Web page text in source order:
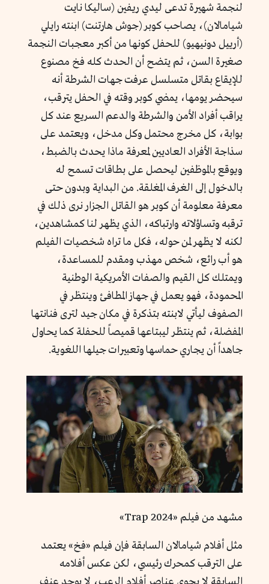
لنجمة شهيرة تدعى ليدي ريفين (ساليكا نايت
شيامالان)، يصاحب كوبر (جوش هارتنت) ابنته رايلي
(أرييل دونيهيو) للحفل كونها من أكبر معجبات النجمة
صغيرة السن، ثم يتضح أن الحدث كله فخ مصنوع
للإيقاع بقاتل متسلسل عرفت جهات الشرطة أنه
سيحضر يومها، يمضي كوبر وقته في الحفل يترقب،
يراقب أفراد الأمن والشرطة والدعم السريع عند كل
بوابة، كل مخرج محتمل وكل مدخل، ويعتمد على
سذاجة الأفراد العاديين لمعرفة ماذا يحدث بالضبط،
ويوقع بالموظفين ليحصل على بطاقات تسمح له
بالدخول إلى الغرف المغلقة. من البداية وبدون حتى
معرفة معلومة أن كوبر هو القاتل الجزار نرى ذلك في
ترقبه وتساؤلاته وارتباكه، الذي يظهر لنا كمشاهدين،
لكنه لا يظهر لمن حوله، فكل ما تراه شخصيات الفيلم
هو أب رائع، شخص مهذب ومقدم للمساعدة،
ويمتلك كل القيم والصفات الأمريكية الوطنية
المحمودة، فهو يعمل في جهاز المطافئ وينتظر في
الصفوف ليأتي لابنته بتذكرة في مكان جيد لترى فنانتها
المفضلة، ثم ينتظر ليبتاعها قميصاً للحفلة كما يحاول
جاهداً أن يجاري حماسها وتعبيرات جيلها اللغوية.
مشهد من فيلم «Trap 2024»
مثل أفلام شيامالان السابقة فإن فيلم «فخ» يعتمد
على الترقب كمحرك رئيسي، لكن عكس أفلامه